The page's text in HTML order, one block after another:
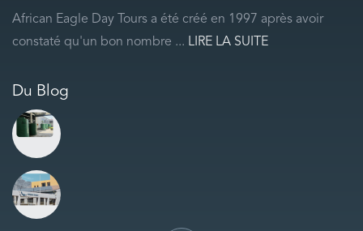
African Eagle Day Tours a été créé en 1997 après avoir
constaté qu'un bon nombre ... LIRE LA SUITE
Du Blog